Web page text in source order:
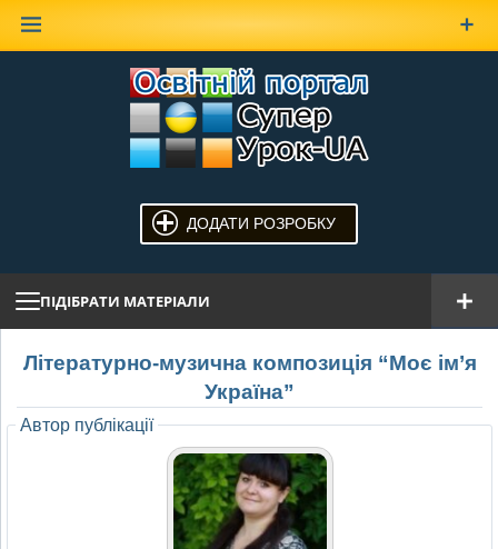
ДОДАТИ РОЗРОБКУ
ПІДІБРАТИ МАТЕРІАЛИ
Літературно-музична композиція “Моє ім’я
Україна”
Автор публікації